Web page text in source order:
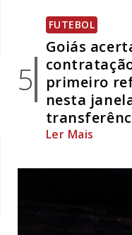
5
FUTEBOL
Goiás
primeiro
nesta
Ler Mais